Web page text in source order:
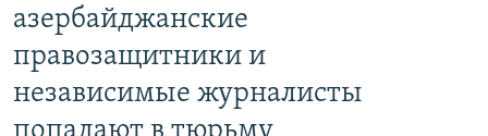
азербайджанские
правозащитники и
независимые журналисты